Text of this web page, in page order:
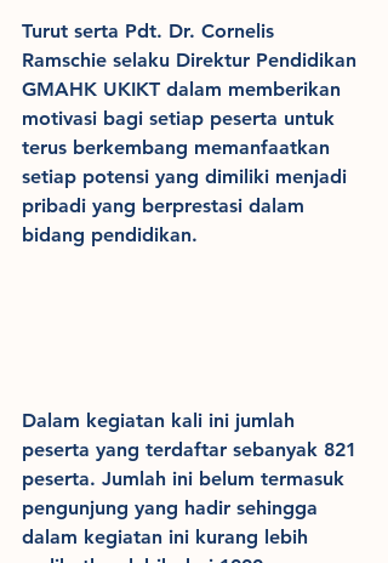
Turut serta Pdt. Dr. Cornelis
Ramschie selaku Direktur Pendidikan
GMAHK UKIKT dalam memberikan
motivasi bagi setiap peserta untuk
terus berkembang memanfaatkan
setiap potensi yang dimiliki menjadi
pribadi yang berprestasi dalam
bidang pendidikan.
Dalam kegiatan kali ini jumlah
peserta yang terdaftar sebanyak 821
peserta. Jumlah ini belum termasuk
pengunjung yang hadir sehingga
dalam kegiatan ini kurang lebih